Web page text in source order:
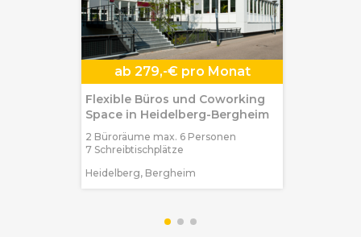
ab 279,-€ pro Monat
Flexible Büros und Coworking
Space in Heidelberg-Bergheim
2 Büroräume max. 6 Personen
7 Schreibtischplätze
Heidelberg, Bergheim